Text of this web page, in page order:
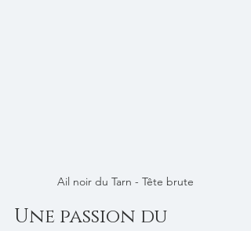
Ail noir du Tarn - Tête brute
Une passion du